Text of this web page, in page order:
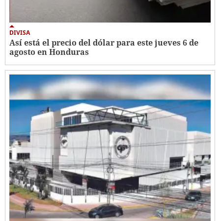
DIVISA
Así está el precio del dólar para este jueves 6 de
agosto en Honduras